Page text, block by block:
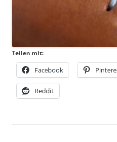
Teilen mit:
Facebook
Reddit